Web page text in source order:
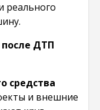
реального
ДТП
средства
и внешние